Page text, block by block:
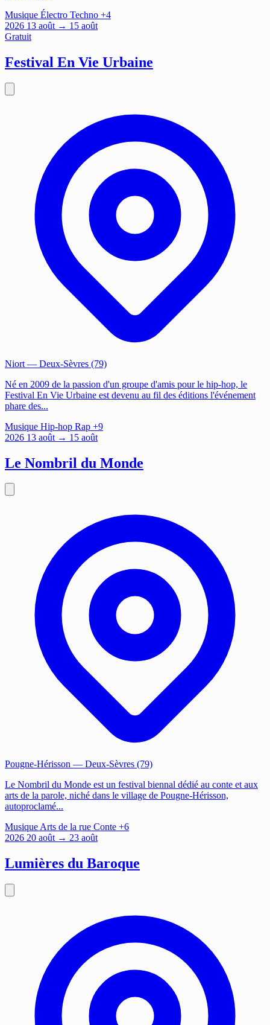
Musique Électro Techno +4
2026 13 août → 15 août
Gratuit
Festival En Vie Urbaine
Niort — Deux-Sèvres (79)
Né en 2009 de la passion d'un groupe d'amis pour le hip-hop, le
Festival En Vie Urbaine est devenu au fil des éditions l'événement
phare des...
Musique Hip-hop Rap +9
2026 13 août → 15 août
Le Nombril du Monde
Pougne-Hérisson — Deux-Sèvres (79)
Le Nombril du Monde est un festival biennal dédié au conte et aux
arts de la parole, niché dans le village de Pougne-Hérisson,
autoproclamé...
MusiqueArts de la rue Conte +6
2026 20 août → 23 août
Lumières du Baroque